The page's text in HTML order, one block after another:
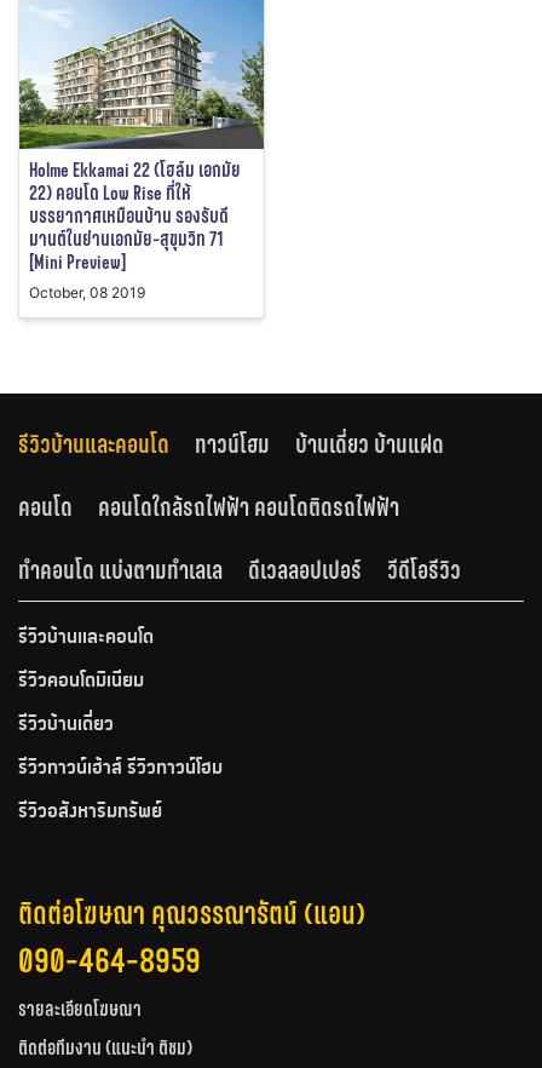
Holme Ekkamai 22 (โฮล์ม เอกมัย
22) คอนโด Low Rise ที่ให้
บรรยากาศเหมือนบ้าน รองรับดี
มานต์ในย่านเอกมัย-สุขุมวิท 71
[Mini Preview]
October, 08 2019
รีวิวบ้านและคอนโด ทาวน์โฮม
บ้านเดี่ยว บ้านแฝด
คอนโด
คอนโดใกล้รถไฟฟ้า คอนโดติดรถไฟฟ้า
ทำคอนโด แบ่งตามทำเลเล
ดีเวลลอปเปอร์ วีดีโอรีวิว
รีวิวบ้านและคอนโด
รีวิวคอนโดมิเนียม
รีวิวบ้านเดี่ยว
รีวิวทาวน์เฮ้าส์ รีวิวทาวน์โฮม
รีวิวอสังหาริมทรัพย์
ติดต่อโฆษณา คุณวรรณารัตน์ (แอน)
090-464-8959
รายละเอียดโฆษณา
ติดต่อทีมงาน (แนะนำ ติชม)